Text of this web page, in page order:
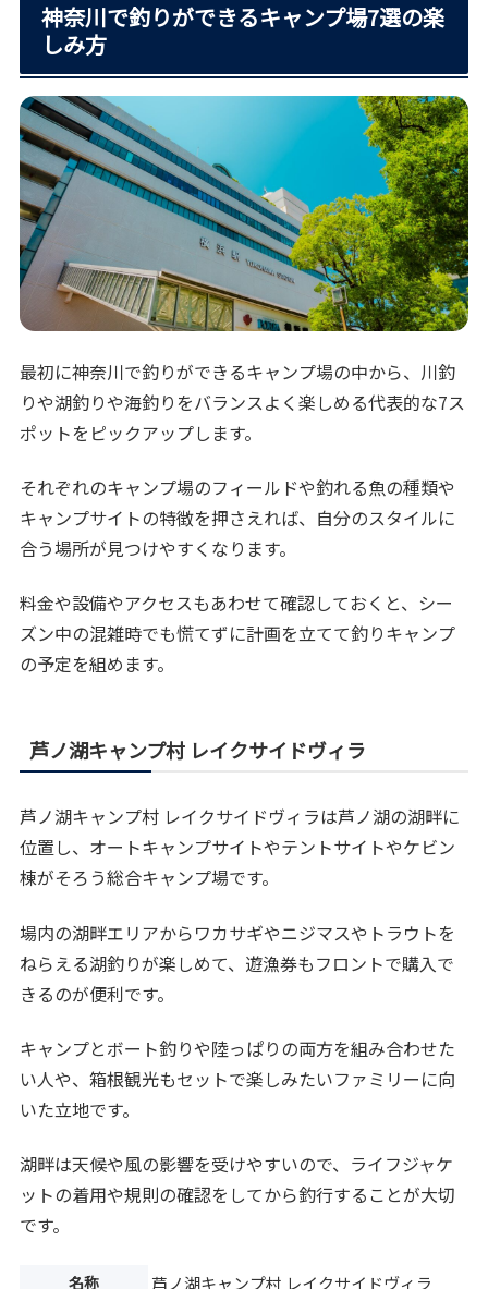
神奈川で釣りができるキャンプ場7選の楽
しみ方
最初に神奈川で釣りができるキャンプ場の中から、川釣
りや湖釣りや海釣りをバランスよく楽しめる代表的な7ス
ポットをピックアップします。
それぞれのキャンプ場のフィールドや釣れる魚の種類や
キャンプサイトの特徴を押さえれば、自分のスタイルに
合う場所が見つけやすくなります。
料金や設備やアクセスもあわせて確認しておくと、シー
ズン中の混雑時でも慌てずに計画を立てて釣りキャンプ
の予定を組めます。
芦ノ湖キャンプ村 レイクサイドヴィラ
芦ノ湖キャンプ村 レイクサイドヴィラは芦ノ湖の湖畔に
位置し、オートキャンプサイトやテントサイトやケビン
棟がそろう総合キャンプ場です。
場内の湖畔エリアからワカサギやニジマスやトラウトを
ねらえる湖釣りが楽しめて、遊漁券もフロントで購入で
きるのが便利です。
キャンプとボート釣りや陸っぱりの両方を組み合わせた
い人や、箱根観光もセットで楽しみたいファミリーに向
いた立地です。
湖畔は天候や風の影響を受けやすいので、ライフジャケ
ットの着用や規則の確認をしてから釣行することが大切
です。
名称 芦ノ湖キャンプ村 レイクサイドヴィラ